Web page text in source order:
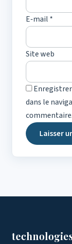
E-mail *
Site web
dans le
commentaire.